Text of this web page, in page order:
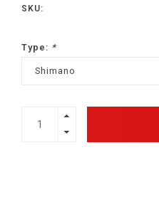
SKU:
Type: *
Shimano